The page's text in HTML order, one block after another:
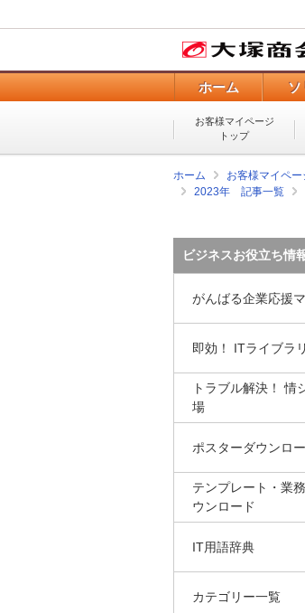
ホーム
お客様マイページ
トップ
ホーム お客様マイペー
2023年 記事一覧
ビジネスお役立ち情
がんばる企業応援
即効！ ITライブラ
トラブル解決！ 情
場
ポスターダウンロ
テンプレート・業
ウンロード
IT用語辞典
カテゴリー一覧